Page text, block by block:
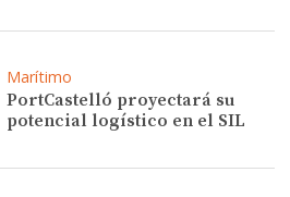
Marítimo
PortCastelló proyectará su
potencial logístico en el SIL